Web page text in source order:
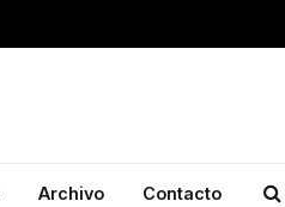
Archivo Contacto